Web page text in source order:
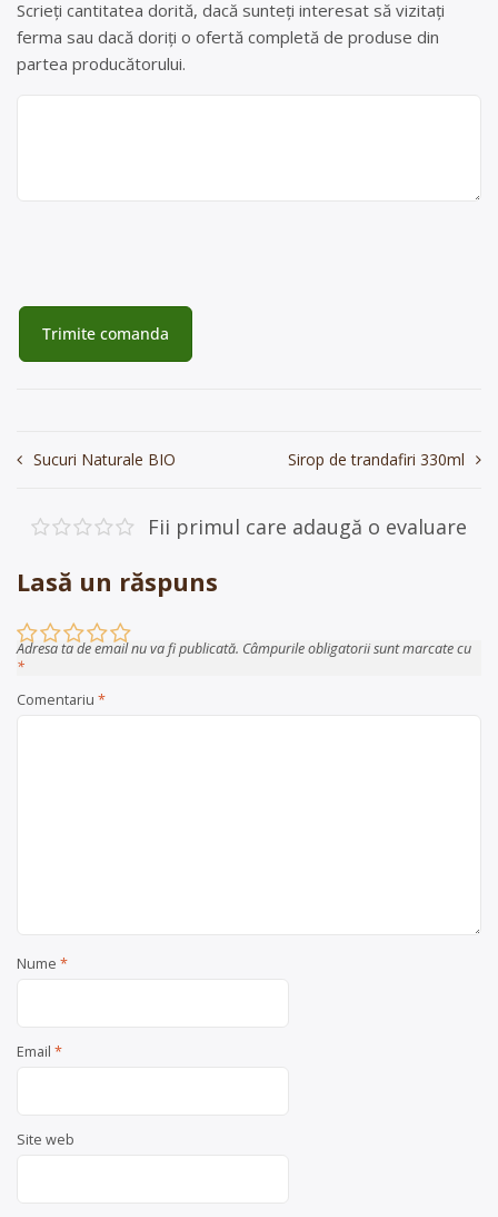
Scrieți cantitatea dorită, dacă sunteți interesat să vizitați
ferma sau dacă doriți o ofertă completă de produse din
partea producătorului.
Navigare
articole
Sucuri Naturale BIO Sirop de trandafiri 330ml
Fii primul care adaugă o evaluare
Lasă un răspuns
Adresa ta de email nu va fi publicată. Câmpurile obligatorii sunt marcate cu
*
Comentariu *
Nume *
Email *
Site web